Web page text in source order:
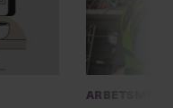
”Djupa,